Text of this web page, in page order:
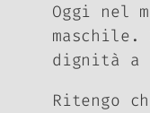
Oggi nel
dignità a
Ritengo